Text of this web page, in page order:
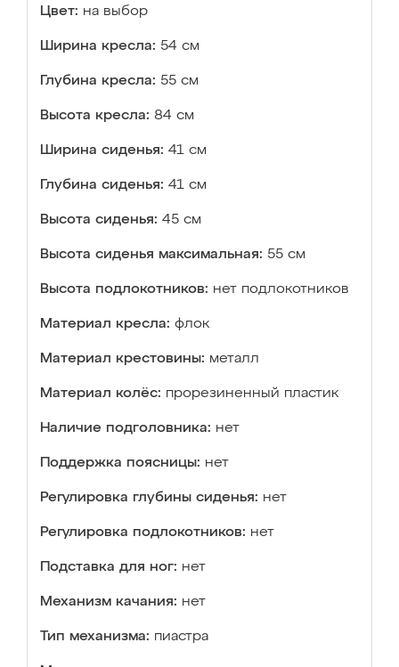
Цвет: на выбор
Ширина кресла: 54 см
Глубина кресла: 55 см
Высота кресла: 84 см
Ширина сиденья: 41 см
Глубина сиденья: 41 см
Высота сиденья: 45 см
Высота сиденья максимальная: 55 см
Высота подлокотников: нет подлокотников
Материал кресла: флок
Материал крестовины: металл
Материал колёс: прорезиненный пластик
Наличие подголовника: нет
Поддержка поясницы: нет
Регулировка глубины сиденья: нет
Регулировка подлокотников: нет
Подставка для ног: нет
Механизм качания: нет
Тип механизма: пиастра